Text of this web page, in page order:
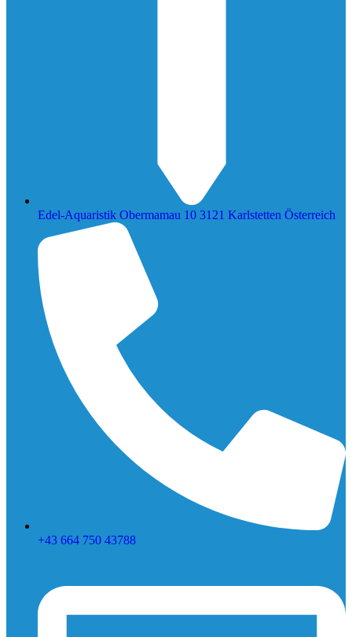
Edel-Aquaristik Obermamau 10 3121 Karlstetten Österreich
+43 664 750 43788